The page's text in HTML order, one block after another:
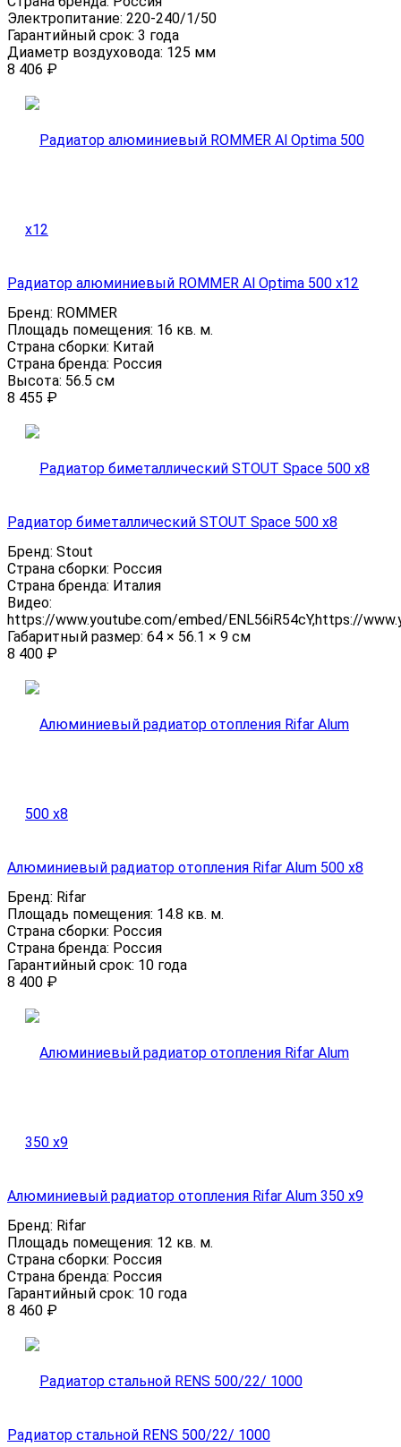
Электропитание: 220-240/1/50
Гарантийный срок: 3 года
Диаметр воздуховода: 125 мм
8 406 ₽
Радиатор алюминиевый ROMMER Al Optima 500 x12
Бренд: ROMMER
Площадь помещения: 16 кв. м.
Страна сборки: Китай
Страна бренда: Россия
Высота: 56.5 см
8 455 ₽
Радиатор биметаллический STOUT Space 500 x8
Бренд: Stout
Страна сборки: Россия
Страна бренда: Италия
Видео:
https://www.youtube.com/embed/ENL56iR54cY,https://
Габаритный размер: 64 × 56.1 × 9 см
8 400 ₽
Алюминиевый радиатор отопления Rifar Alum 500 x8
Бренд: Rifar
Площадь помещения: 14.8 кв. м.
Страна сборки: Россия
Страна бренда: Россия
Гарантийный срок: 10 года
8 400 ₽
Алюминиевый радиатор отопления Rifar Alum 350 x9
Бренд: Rifar
Площадь помещения: 12 кв. м.
Страна сборки: Россия
Страна бренда: Россия
Гарантийный срок: 10 года
8 460 ₽
Радиатор стальной RENS 500/22/ 1000